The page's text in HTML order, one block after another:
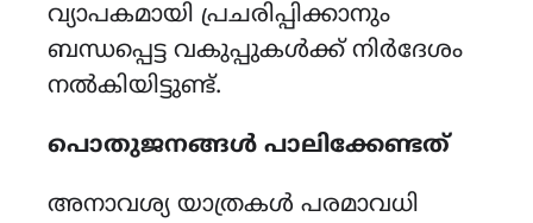
വ്യാപകമായി പ്രചരിപ്പിക്കാനും
ബന്ധപ്പെട്ട വകുപ്പുകൾക്ക് നിർദേശം
നൽകിയിട്ടുണ്ട്.
പൊതുജനങ്ങൾ പാലിക്കേണ്ടത്
അനാവശ്യ യാത്രകൾ പരമാവധി